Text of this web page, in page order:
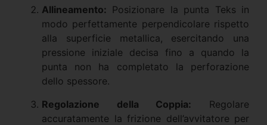
Allineamento: Posizionare la punta Teks in
modo perfettamente perpendicolare rispetto
alla superficie metallica, esercitando una
pressione iniziale decisa fino a quando la
punta non ha completato la perforazione
dello spessore.
Regolazione della Coppia: Regolare
accuratamente la frizione dell’avvitatore per